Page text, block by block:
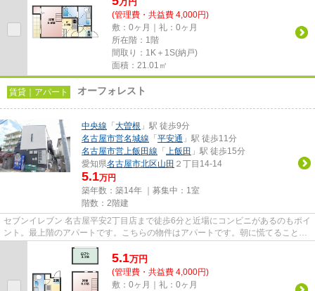
(管理費・共益費 4,000円)
敷：0ヶ月｜礼：0ヶ月
所在階：1階
間取り：1K＋1S(納戸)
面積：21.01㎡
賃貸｜アパート オーフォレスト
中央線 「 大曽根 」駅 徒歩9分
名古屋市営名城線 「 平安通 」駅 徒歩11分
名古屋市営上飯田線 「 上飯田 」駅 徒歩15分
愛知県名古屋市北区山田 ２丁目14-14
5.1万円
築年数：築14年 ｜募集中： 1室
階数：2階建
セブンイレブン 名古屋平安2丁目店まで徒歩6分と近場にコンビニがあるのもポイ
ント。最上階のアパートです。こちらの物件はアパートです。朝に慌てることな
く行動するために駅から徒歩...
5.1万円
(管理費・共益費 4,000円)
敷：0ヶ月｜礼：0ヶ月